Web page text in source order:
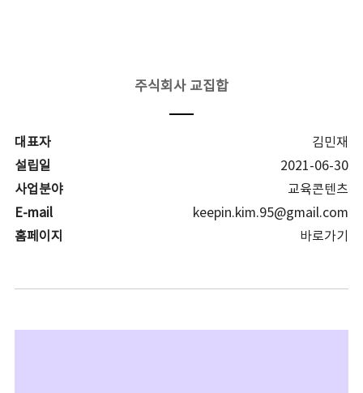
주식회사 교집합
대표자
김민재
설립일
2021-06-30
사업분야
교육콘텐츠
E-mail
keepin.kim.95@gmail.com
홈페이지
바로가기